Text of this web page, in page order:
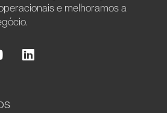
e melhoramos a